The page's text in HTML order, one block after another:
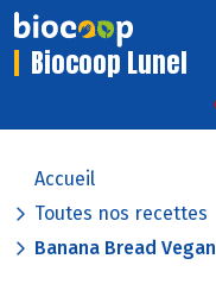
Biocoop Lunel
Accueil
Toutes nos recettes
Banana Bread Vegan